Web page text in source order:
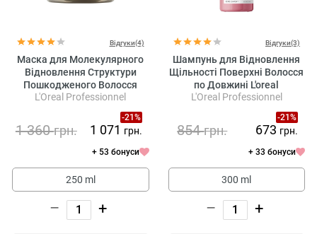
Відгуки(4)
Маска для Молекулярного
Відновлення Структури
Пошкодженого Волосся
L'oreal Professionnel Absolut
Repair Molecular Mask
L'Oreal Professionnel
-21%
1 360грн. 1 071 грн.
+ 53 бонуси
250 ml
– +
Відгуки(3)
Шампунь для Відновлення
Щільності Поверхні Волосся
по Довжині L'oreal
Professionnel Serie Expert
Pro Longer Lengths Renewing
L'Oreal Professionnel
-21%
854грн. 673 грн.
+ 33 бонуси
300 ml
– +